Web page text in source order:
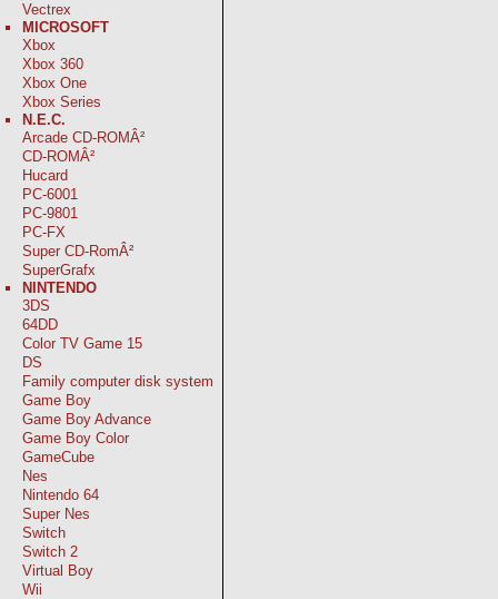
Vectrex
MICROSOFT
Xbox
Xbox 360
Xbox One
Xbox Series
N.E.C.
Arcade CD-ROMÂ²
CD-ROMÂ²
Hucard
PC-6001
PC-9801
PC-FX
Super CD-RomÂ²
SuperGrafx
NINTENDO
3DS
64DD
Color TV Game 15
DS
Family computer disk system
Game Boy
Game Boy Advance
Game Boy Color
GameCube
Nes
Nintendo 64
Super Nes
Switch
Switch 2
Virtual Boy
Wii